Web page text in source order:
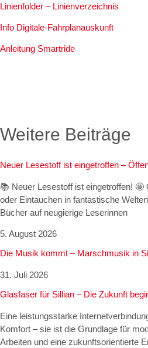
Linienfolder – Linienverzeichnis
Info Digitale-Fahrplanauskunft
Anleitung Smartride
Weitere Beiträge
Neuer Lesestoff ist eingetroffen –
📚 Neuer Lesestoff ist eingetroffen!
oder Eintauchen in fantastische
Bücher auf neugierige Leserinnen
5. August 2026
Die Musik kommt – Marschmusik in
31. Juli 2026
Glasfaser für Sillian – Die Zukunft
Eine leistungsstarke
Komfort – sie ist die Grundlage für
Arbeiten und eine zukunftsorientierte